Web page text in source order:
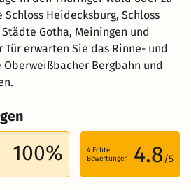
Heidecksburg, Schloss
Gotha, Meiningen und
erwarten Sie das Rinne- und
Bergbahn und
100% 4 Echte
Bewertungen
4.8/5